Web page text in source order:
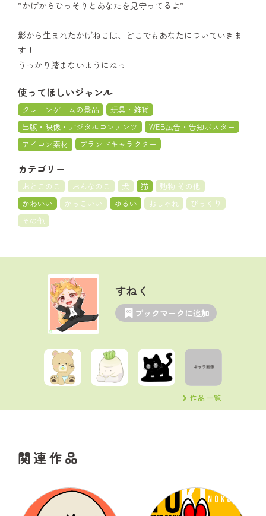
”かげからひっそりとあなたを見守ってるよ”
影から生まれたかげねこは、どこでもあなたについていきま
す！
うっかり踏まないようにねっ
使ってほしいジャンル
クレーンゲームの景品
玩具・雑貨
出版・映像・デジタルコンテンツ
WEB広告・告知ポスター
アイコン素材
ブランドキャラクター
カテゴリー
おとこのこ おんなのこ 犬 猫
動物 その他
かわいい
かっこいい ゆるい おしゃれ
びっくり
その他
すねく
ブックマークに追加
作品一覧
関連作品